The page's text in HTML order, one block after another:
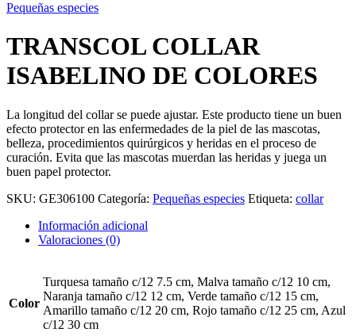
Pequeñas especies
TRANSCOL COLLAR
ISABELINO DE COLORES
La longitud del collar se puede ajustar. Este producto tiene un buen
efecto protector en las enfermedades de la piel de las mascotas,
belleza, procedimientos quirúrgicos y heridas en el proceso de
curación. Evita que las mascotas muerdan las heridas y juega un
buen papel protector.
SKU: GE306100 Categoría: Pequeñas especies Etiqueta: collar
Información adicional
Valoraciones (0)
Color
Turquesa tamaño c/12 7.5 cm, Malva tamaño c/12 10 cm,
Naranja tamaño c/12 12 cm, Verde tamaño c/12 15 cm,
Amarillo tamaño c/12 20 cm, Rojo tamaño c/12 25 cm, Azul
c/12 30 cm